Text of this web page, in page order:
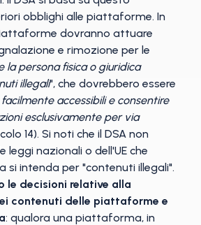
obblighi alle piattaforme. In
dovranno attuare
e rimozione per le
la persona fisica o giuridica
illegali", che dovrebbero essere
accessibili e consentire
esclusivamente per via
14). Si noti che il DSA non
leggi nazionali o dell'UE che
si intenda per "contenuti illegali".
le decisioni relative alla
contenuti delle piattaforme e
: qualora una piattaforma, in